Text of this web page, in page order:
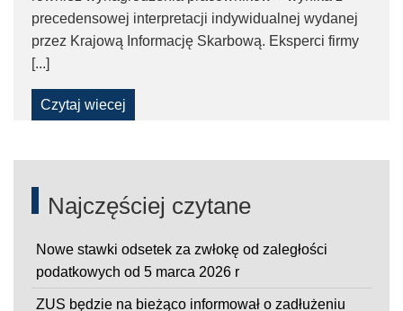
–
Taxfin.pl
precedensowej interpretacji indywidualnej wydanej
przez Krajową Informację Skarbową. Eksperci firmy
[...]
Czytaj wiecej
Najczęściej czytane
Nowe stawki odsetek za zwłokę od zaległości
podatkowych od 5 marca 2026 r
ZUS będzie na bieżąco informował o zadłużeniu